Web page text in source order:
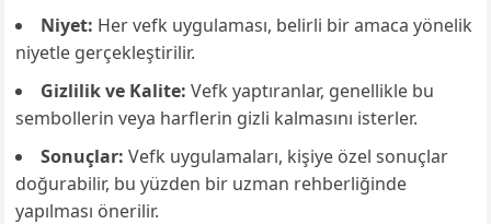
Niyet: Her vefk uygulaması, belirli bir amaca yönelik
niyetle gerçekleştirilir.
Gizlilik ve Kalite: Vefk yaptıranlar, genellikle bu
sembollerin veya harflerin gizli kalmasını isterler.
Sonuçlar: Vefk uygulamaları, kişiye özel sonuçlar
doğurabilir, bu yüzden bir uzman rehberliğinde
yapılması önerilir.